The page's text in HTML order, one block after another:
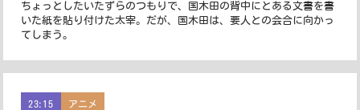
ちょっとしたいたずらのつもりで、国木田の背中にとある文書を書
いた紙を貼り付けた太宰。だが、国木田は、要人との会合に向かっ
てしまう。
23:15 アニメ